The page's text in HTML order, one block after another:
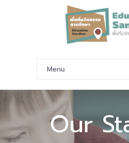
Menu
หน้าหลัก
ข้อมูลนำเสนอ
-- มาตรฐานข้อมูลและมาต
Our